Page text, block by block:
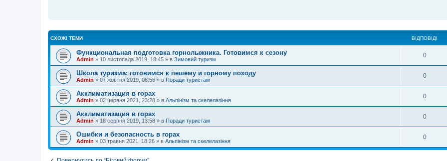
СХОЖІ ТЕМИ ВІДПОВІДІ
Функциональная подготовка горнолыжника. Готовимся к сезону
Admin » 10 листопада 2019, 18:45 » в Зимовий туризм
0
Школа туризма: готовимся к пешему и горному походу
Admin » 07 жовтня 2019, 08:56 » в Поради туристам
0
Акклиматизация в горах
Admin » 02 червня 2021, 23:28 » в Альпінізм та скелелазіння
0
Акклиматизация в горах
Admin » 18 серпня 2019, 13:58 » в Поради туристам
0
Ошибки и безопасность в горах
Admin » 03 травня 2021, 18:26 » в Альпінізм та скелелазіння
0